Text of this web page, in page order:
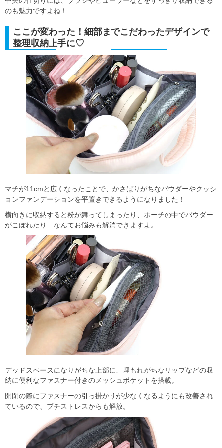
のも魅力ですよね！
ここが変わった！細部までこだわったデザインで
整理収納上手に♡
マチが11cmと広くなったことで、かさばりがちなパウダーやクッシ
ョンファンデーションを平置きできるようになりました！
横向きに収納すると粉が舞ってしまったり、ポーチの中でパウダー
がこぼれたり…なんてお悩みも解消できますよ。
デッドスペースになりがちな上部に、埋もれがちなリップなどの収
納に便利なファスナー付きのメッシュポケットを搭載。
開閉の際にファスナーの引っ掛かりが少なくなるようにも改善され
ているので、プチストレスからも解放。